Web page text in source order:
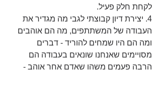
לקחת חלק פעיל.
4. יצירת דיון קבוצתי לגבי מה מגדיר את
העבודה של המשתתפים, מה הם אוהבים
ומה הם היו שמחים להוריד - דברים
מסויימים שאנחנו שונאים בעבודה הם
הרבה פעמים משהו שאדם אחר אוהב -